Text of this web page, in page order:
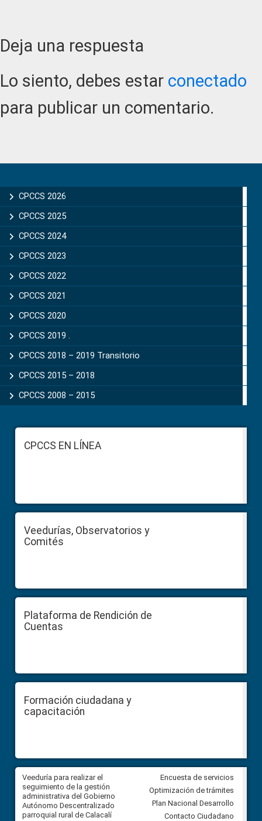
Reader
Interactions
Deja una respuesta
Lo siento, debes estar conectado
para publicar un comentario.
Sidebar
CPCCS 2026
CPCCS 2025
CPCCS 2024
CPCCS 2023
CPCCS 2022
CPCCS 2021
CPCCS 2020
CPCCS 2019 .
CPCCS 2018 – 2019 Transitorio
CPCCS 2015 – 2018
CPCCS 2008 – 2015
FooterCPCCS EN LÍNEA
Veedurías, Observatorios y
Comités
Plataforma de Rendición de
Cuentas
Formación ciudadana y
capacitación
Veeduría para realizar el
seguimiento de la gestión
administrativa del Gobierno
Autónomo Descentralizado
parroquial rural de Calacalí
Veeduría para vigilar los
derivados de la Audiencia
entre el GAD de Ibarra y la
comunidad Urbina, parroquia
Carolina
Encuesta de servicios
Optimización de trámites
Plan Nacional Desarrollo
Contacto Ciudadano